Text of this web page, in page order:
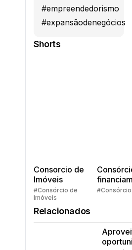
#empreendedorismo
#expansãodenegócios
Shorts
Consorcio de
Imóveis
#Consórcio de
Imóveis
Quem
#Consórcio
Relacionados